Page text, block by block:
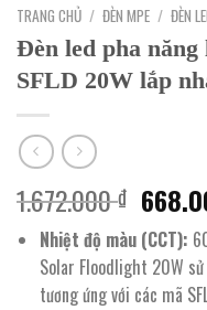
TRANG CHỦ / ĐÈN MPE / ĐÈN
Đèn led pha
SFLD 20W lắp
1.672.000₫ Giá
gốc
là:
Nhiệt độ màu (CCT):
Solar Floodlight 20W
tương ứng với các mã